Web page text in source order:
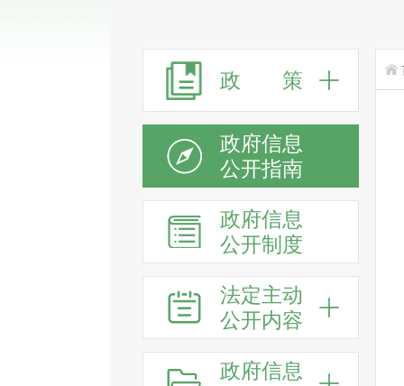
政 策
政府信息
公开指南
政府信息
公开制度
法定主动
公开内容
政府信息